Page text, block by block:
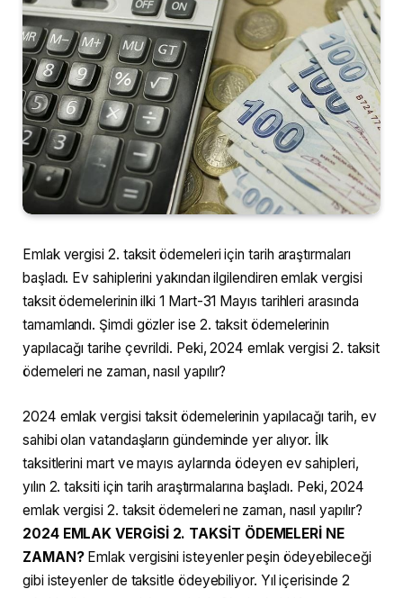
Emlak vergisi 2. taksit ödemeleri için tarih araştırmaları
başladı. Ev sahiplerini yakından ilgilendiren emlak vergisi
taksit ödemelerinin ilki 1 Mart-31 Mayıs tarihleri arasında
tamamlandı. Şimdi gözler ise 2. taksit ödemelerinin
yapılacağı tarihe çevrildi. Peki, 2024 emlak vergisi 2. taksit
ödemeleri ne zaman, nasıl yapılır?
2024 emlak vergisi taksit ödemelerinin yapılacağı tarih, ev
sahibi olan vatandaşların gündeminde yer alıyor. İlk
taksitlerini mart ve mayıs aylarında ödeyen ev sahipleri,
yılın 2. taksiti için tarih araştırmalarına başladı. Peki, 2024
emlak vergisi 2. taksit ödemeleri ne zaman, nasıl yapılır?
2024 EMLAK VERGİSİ 2. TAKSİT ÖDEMELERİ NE
ZAMAN?Emlak vergisini isteyenler peşin ödeyebileceği
gibi isteyenler de taksitle ödeyebiliyor. Yıl içerisinde 2